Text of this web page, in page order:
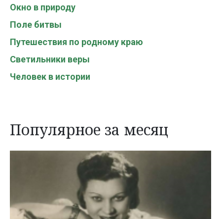
Окно в природу
Поле битвы
Путешествия по родному краю
Светильники веры
Человек в истории
Популярное за месяц